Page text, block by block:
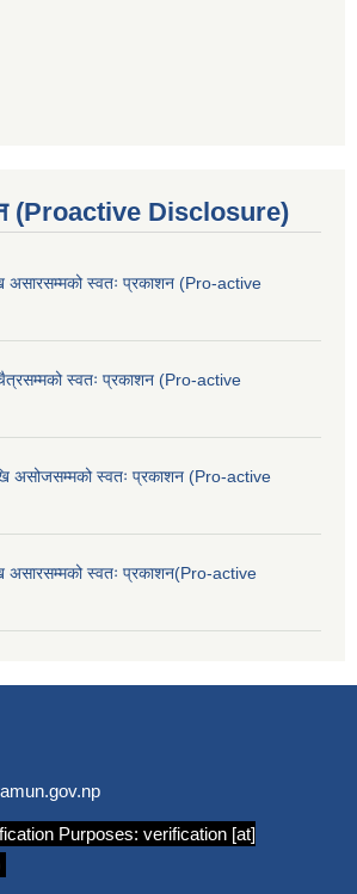
(Proactive Disclosure)
असारसम्मको स्वतः प्रकाशन (Pro-active
स्वतः प्रकाशन (Pro-active
असोजसम्मको स्वतः प्रकाशन (Pro-active
असारसम्मको स्वतः प्रकाशन(Pro-active
Purposes: verification [at]